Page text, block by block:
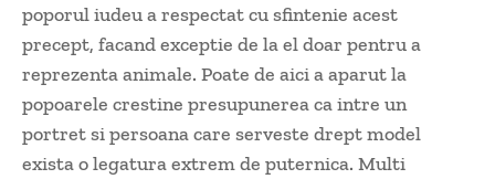
poporul iudeu a respectat cu sfintenie acest
precept, facand exceptie de la el doar pentru a
reprezenta animale. Poate de aici a aparut la
popoarele crestine presupunerea ca intre un
portret si persoana care serveste drept model
exista o legatura extrem de puternica. Multi